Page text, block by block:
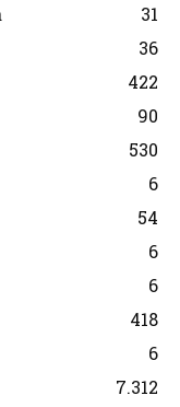
31
36
422
90
530
6
54
6
6
418
6
7.312